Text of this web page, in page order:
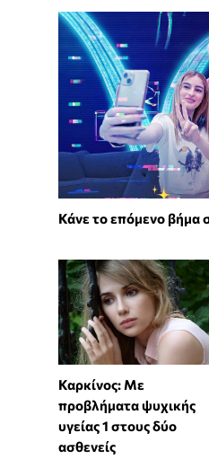
Κάνε το επόμενο
Καρκίνος: Με
προβλήματα ψυχικής
υγείας 1 στους δύο
ασθενείς